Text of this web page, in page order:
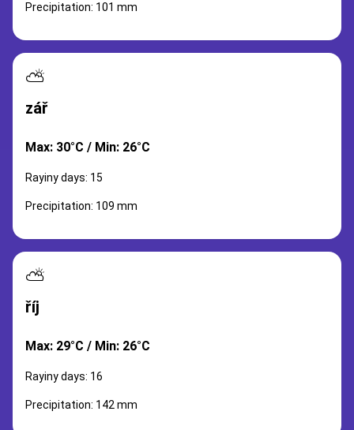
Precipitation: 101 mm
⛅
zář
Max: 30°C / Min: 26°C
Rayiny days: 15
Precipitation: 109 mm
⛅
říj
Max: 29°C / Min: 26°C
Rayiny days: 16
Precipitation: 142 mm